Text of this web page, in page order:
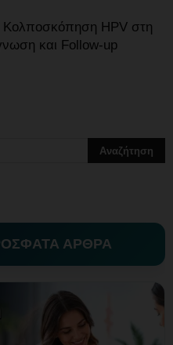
Κολποσκόπηση HPV στη
και Follow-up
ΑΡΘΡΑ